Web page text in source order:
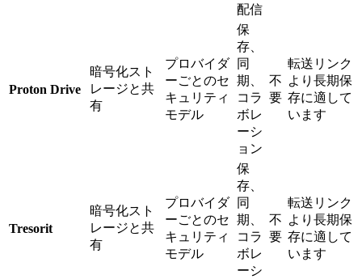
配信
Proton Drive
暗号化スト
レージと共
有
プロバイダ
ーごとのセ
キュリティ
モデル
保
存、
同
期、
コラ
ボレ
ーシ
ョン
不
要
転送リンク
より長期保
存に適して
います
Tresorit
暗号化スト
レージと共
有
プロバイダ
ーごとのセ
キュリティ
モデル
保
存、
同
期、
コラ
ボレ
ーシ
不
要
転送リンク
より長期保
存に適して
います